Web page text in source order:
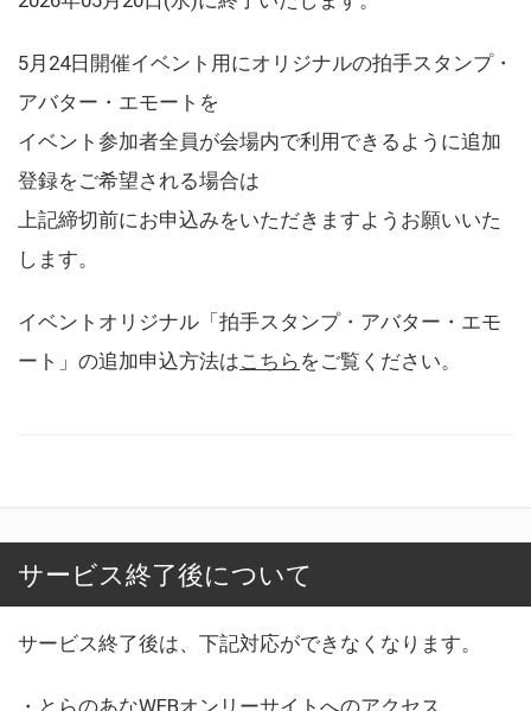
5月24日開催イベント用にオリジナルの拍手スタンプ・
アバター・エモートを
イベント参加者全員が会場内で利用できるように追加
登録をご希望される場合は
上記締切前にお申込みをいただきますようお願いいた
します。
イベントオリジナル「拍手スタンプ・アバター・エモ
ート」の追加申込方法はこちら をご覧ください。
サービス終了後について
サービス終了後は、下記対応ができなくなります。
・とらのあなWEBオンリーサイトへのアクセス